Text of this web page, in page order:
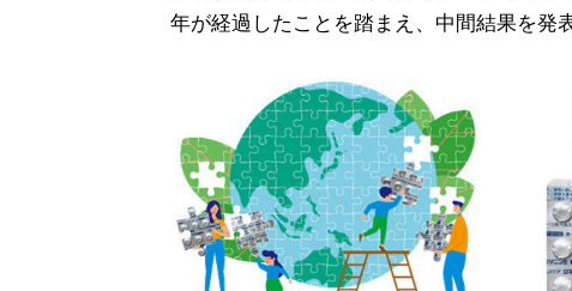
年が経過したことを踏まえ、中間結果を発